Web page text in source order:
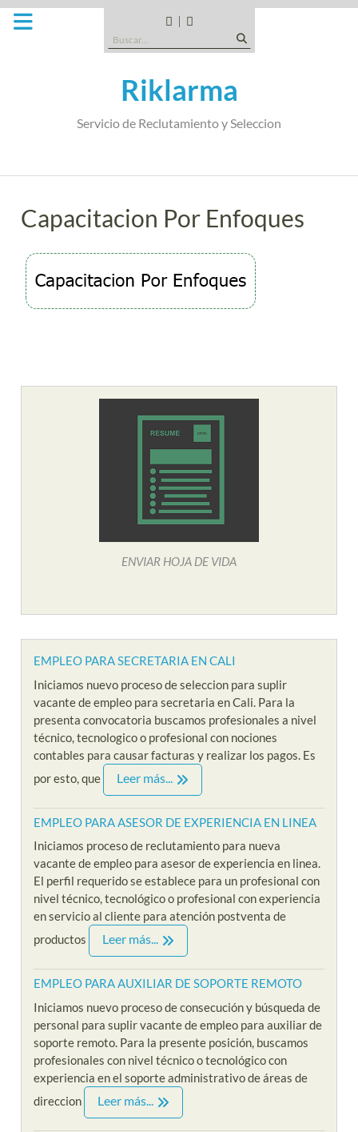
Saltar
CANDIDATOS
TIPO
EMPRESA
SOMOS
Buscar:
Riklarma
Servicio de Reclutamiento y Seleccion
Capacitacion Por Enfoques
ENVIAR HOJA DE VIDA
EMPLEO PARA SECRETARIA EN CALI
Iniciamos nuevo proceso de seleccion para suplir
vacante de empleo para secretaria en Cali. Para la
presenta convocatoria buscamos profesionales a nivel
técnico, tecnologico o profesional con nociones
contables para causar facturas y realizar los pagos. Es
por esto, que
Leer más...
EMPLEO PARA ASESOR DE EXPERIENCIA EN LINEA
Iniciamos proceso de reclutamiento para nueva
vacante de empleo para asesor de experiencia en linea.
El perfil requerido se establece para un profesional con
nivel técnico, tecnológico o profesional con experiencia
en servicio al cliente para atención postventa de
productos
Leer más...
EMPLEO PARA AUXILIAR DE SOPORTE REMOTO
Iniciamos nuevo proceso de consecución y búsqueda de
personal para suplir vacante de empleo para auxiliar de
soporte remoto. Para la presente posición, buscamos
profesionales con nivel técnico o tecnológico con
experiencia en el soporte administrativo de áreas de
direccion
Leer más...